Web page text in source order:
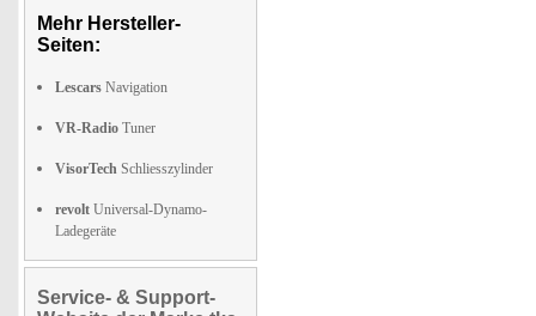
Mehr Hersteller-
Seiten:
Lescars Navigation
VR-Radio Tuner
VisorTech Schliesszylinder
revolt Universal-Dynamo-
Ladegeräte
Service- & Support-